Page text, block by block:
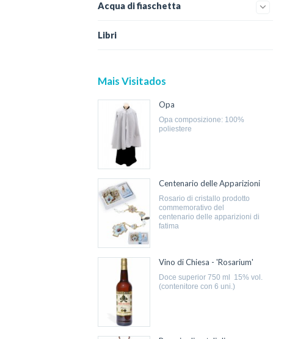
Acqua di fiaschetta
Libri
Mais Visitados
Opa
opa composizione: 100%
poliestere
Centenario delle Apparizioni
rosario di cristallo prodotto
commemorativo del
centenario delle apparizioni di
fatima
Vino di Chiesa - 'Rosarium'
doce superior 750 ml 15% vol.
(contenitore con 6 uni.)